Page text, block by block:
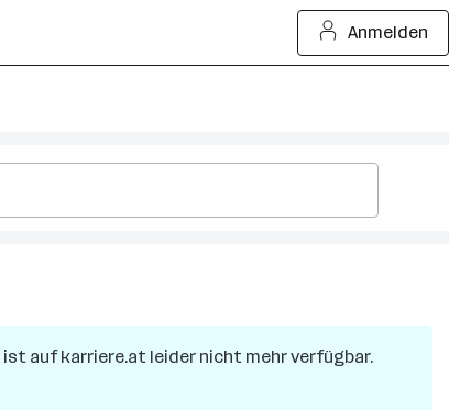
Anmelden
ist auf karriere.at leider nicht mehr verfügbar.